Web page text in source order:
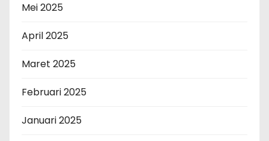
Mei 2025
April 2025
Maret 2025
Februari 2025
Januari 2025